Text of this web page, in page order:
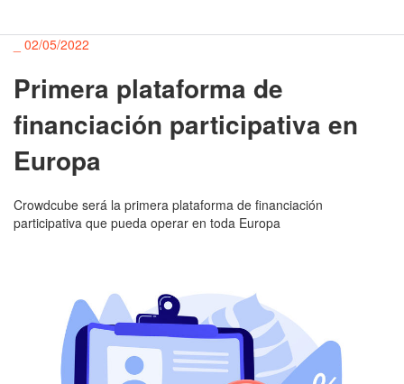
02/05/2022
Primera plataforma de
financiación participativa en
Europa
Crowdcube será la primera plataforma de financiación
participativa que pueda operar en toda Europa